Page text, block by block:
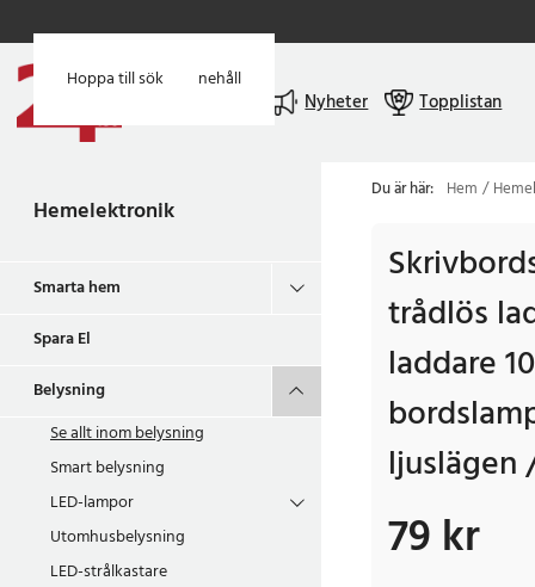
Hoppa till huvudinnehåll
Hoppa till sök
Nyheter Topplistan
Hemelektronik
Smarta hem
Spara El
Belysning
Se allt inombelysning
Smart belysning
LED-lampor
Utomhusbelysning
LED-strålkastare
Du är här: Hem
trådlös
laddare
ljuslägen
Pris:79 kr
79 kr